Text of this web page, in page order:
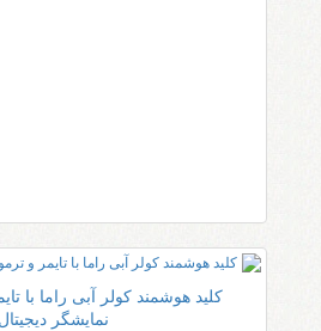
کلید هوشمند کولر آبی راما با
نمایشگر دیجیتال